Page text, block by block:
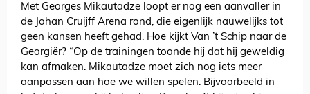
Met Georges Mikautadze loopt er nog een aanvaller in
de Johan Cruijff Arena rond, die eigenlijk nauwelijks tot
geen kansen heeft gehad. Hoe kijkt Van ’t Schip naar de
Georgiër? “Op de trainingen toonde hij dat hij geweldig
kan afmaken. Mikautadze moet zich nog iets meer
aanpassen aan hoe we willen spelen. Bijvoorbeeld in